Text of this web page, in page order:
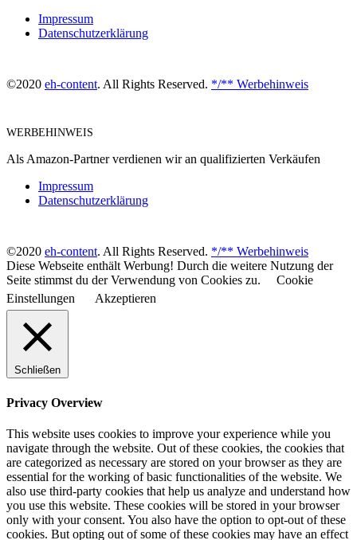
Impressum
Datenschutzerklärung
©2020 eh-content. All Rights Reserved. */** Werbehinweis
WERBEHINWEIS
Als Amazon-Partner verdienen wir an qualifizierten Verkäufen
Impressum
Datenschutzerklärung
©2020 eh-content. All Rights Reserved. */** Werbehinweis
Diese Webseite enthält Werbung! Durch die weitere Nutzung der
Seite stimmst du der Verwendung von Cookies zu.
Cookie
Einstellungen
Akzeptieren
Schließen
Privacy Overview
This website uses cookies to improve your experience while you
navigate through the website. Out of these cookies, the cookies that
are categorized as necessary are stored on your browser as they are
essential for the working of basic functionalities of the website. We
also use third-party cookies that help us analyze and understand how
you use this website. These cookies will be stored in your browser
only with your consent. You also have the option to opt-out of these
cookies. But opting out of some of these cookies may have an effect